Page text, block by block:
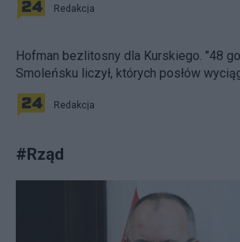
Redakcja
Hofman bezlitosny dla Kurskiego. "48
Smoleńsku liczył, których posłów
Redakcja
#Rząd